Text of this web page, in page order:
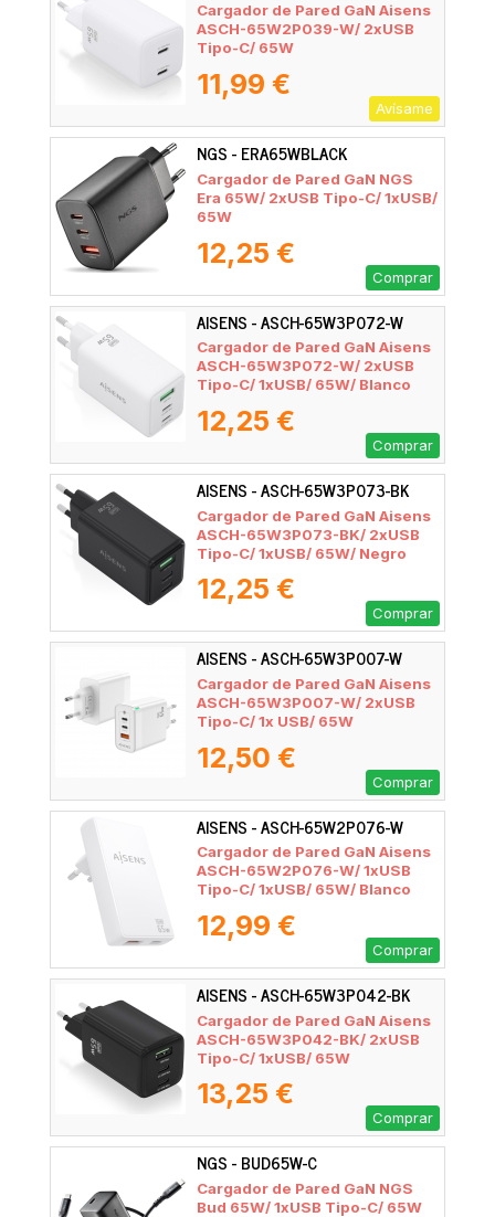
Cargador de Pared GaN Aisens
ASCH-65W2P039-W/ 2xUSB
Tipo-C/ 65W
11,99 €
Avísame
NGS - ERA65WBLACK
Cargador de Pared GaN NGS
Era 65W/ 2xUSB Tipo-C/ 1xUSB/
65W
12,25 €
Comprar
AISENS - ASCH-65W3P072-W
Cargador de Pared GaN Aisens
ASCH-65W3P072-W/ 2xUSB
Tipo-C/ 1xUSB/ 65W/ Blanco
12,25 €
Comprar
AISENS - ASCH-65W3P073-BK
Cargador de Pared GaN Aisens
ASCH-65W3P073-BK/ 2xUSB
Tipo-C/ 1xUSB/ 65W/ Negro
12,25 €
Comprar
AISENS - ASCH-65W3P007-W
Cargador de Pared GaN Aisens
ASCH-65W3P007-W/ 2xUSB
Tipo-C/ 1x USB/ 65W
12,50 €
Comprar
AISENS - ASCH-65W2P076-W
Cargador de Pared GaN Aisens
ASCH-65W2P076-W/ 1xUSB
Tipo-C/ 1xUSB/ 65W/ Blanco
12,99 €
Comprar
AISENS - ASCH-65W3P042-BK
Cargador de Pared GaN Aisens
ASCH-65W3P042-BK/ 2xUSB
Tipo-C/ 1xUSB/ 65W
13,25 €
Comprar
NGS - BUD65W-C
Cargador de Pared GaN NGS
Bud 65W/ 1xUSB Tipo-C/ 65W